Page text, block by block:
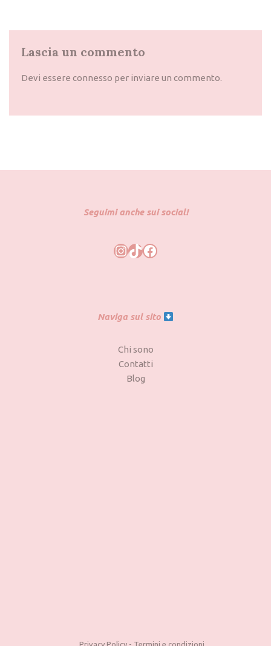
Lascia un commento
Devi essere connesso per inviare un commento.
Seguimi anche sui social!
Naviga sul sito
Chi sono
Contatti
Blog
Privacy Policy - Termini e condizioni